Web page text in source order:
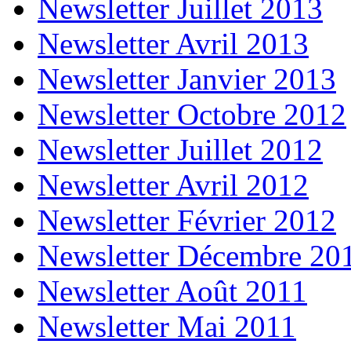
Newsletter Juillet 2013
Newsletter Avril 2013
Newsletter Janvier 2013
Newsletter Octobre 2012
Newsletter Juillet 2012
Newsletter Avril 2012
Newsletter Février 2012
Newsletter Décembre
Newsletter Août 2011
Newsletter Mai 2011